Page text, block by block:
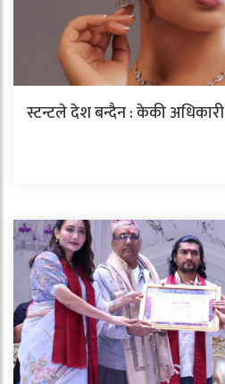
स्टन्टले देश बन्दैन : केकी अधिकारी